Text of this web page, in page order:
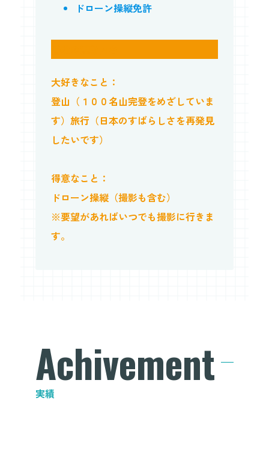
ドローン操縦免許
大好きなこと：
登山（１００名山完登をめざしていま
す）旅行（日本のすばらしさを再発見
したいです）
得意なこと：
ドローン操縦（撮影も含む）
※要望があればいつでも撮影に行きま
す。
Achivement
実績